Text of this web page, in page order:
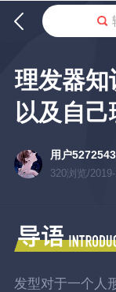
理发器知
以及自
用户
320浏览/
发型对于一个人